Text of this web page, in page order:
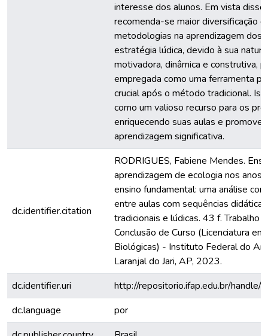
interesse dos alunos. Em vista disso,
recomenda-se maior diversificação
metodologias na aprendizagem dos
estratégia lúdica, devido à sua
motivadora, dinâmica e construtiva,
empregada como uma ferramenta
crucial após o método tradicional.
como um valioso recurso para os
enriquecendo suas aulas e
aprendizagem significativa.
dc.identifier.citation
RODRIGUES, Fabiene Mendes.
aprendizagem de ecologia nos anos
ensino fundamental: uma análise
entre aulas com sequências didáticas
tradicionais e lúdicas. 43 f. Trabalho
Conclusão de Curso (Licenciatura em
Biológicas) - Instituto Federal do
Laranjal do Jari, AP, 2023.
dc.identifier.uri
http://repositorio.ifap.edu.br/handle/
dc.language
por